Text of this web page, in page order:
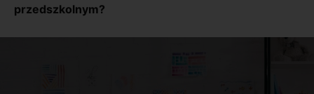
przedszkolnym?